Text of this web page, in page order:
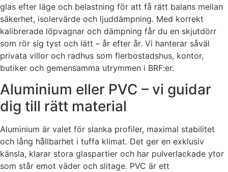
glas efter läge och belastning för att få rätt balans mellan
säkerhet, isolervärde och ljuddämpning. Med korrekt
kalibrerade löpvagnar och dämpning får du en skjutdörr
som rör sig tyst och lätt – år efter år. Vi hanterar såväl
privata villor och radhus som flerbostadshus, kontor,
butiker och gemensamma utrymmen i BRF:er.
Aluminium eller PVC – vi guidar
dig till rätt material
Aluminium är valet för slanka profiler, maximal stabilitet
och lång hållbarhet i tuffa klimat. Det ger en exklusiv
känsla, klarar stora glaspartier och har pulverlackade ytor
som står emot väder och slitage. PVC är ett